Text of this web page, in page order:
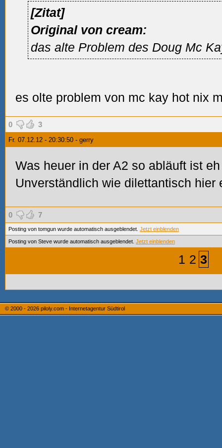
[Zitat]
Original von cream:
das alte Problem des Doug Mc
es olte problem von mc kay hot nix
0 3
Fr. 07.12.12 - 20:30:50 - gerry
Was heuer in der A2 so abläuft ist
Unverständlich wie dilettantisch hier
0 7
Posting von tomgun wurde automatisch ausgeblendet. Jetzt einblenden
Posting von Steve wurde automatisch ausgeblendet. Jetzt einblenden
1 2 3
© 2000 - 2026 piloly.com - Internetagentur Südtirol